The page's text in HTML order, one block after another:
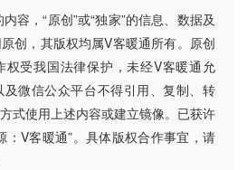
容，“原创”或“独家”的信息、数据及
创，其版权均属V客暖通所有。原创
权受我国法律保护，未经V客暖通允
微信公众平台不得引用、复制、转
式使用上述内容或建立镜像。已获许
：V客暖通”。具体版权合作事宜，请